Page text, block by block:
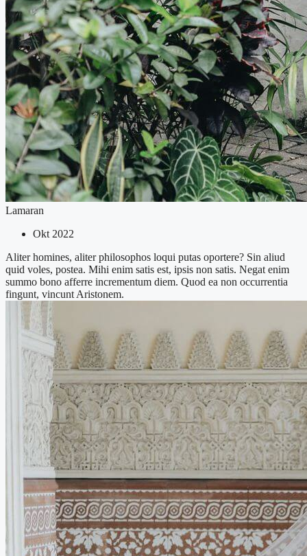
Lamaran
Okt 2022
Aliter homines, aliter philosophos loqui putas oportere? Sin aliud
quid voles, postea. Mihi enim satis est, ipsis non satis. Negat enim
summo bono afferre incrementum diem. Quod ea non occurrentia
fingunt, vincunt Aristonem.